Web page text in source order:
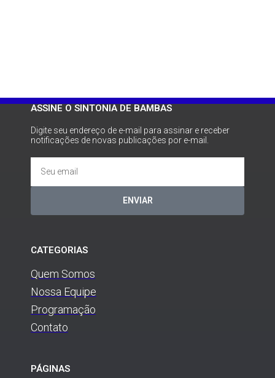
ASSINE O SINTONIA DE BAMBAS
Digite seu endereço de e-mail para assinar e receber
notificações de novas publicações por e-mail.
ENVIAR
CATEGORIAS
Quem Somos
Nossa Equipe
Programação
Contato
PÁGINAS